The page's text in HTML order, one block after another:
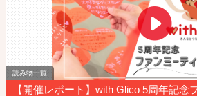
読み物一覧
【開催レポート】with Glico 5周年記